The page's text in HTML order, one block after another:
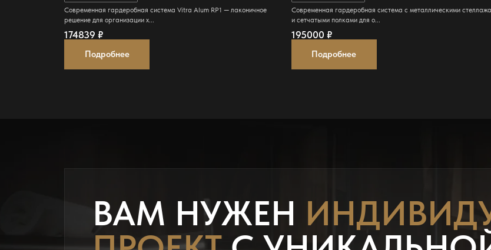
Современная гардеробная система Vitra Alum RP1 — лаконичное
решение для организации х...
174839₽
Подробнее
Современная гардеробная система с металлическими
и сетчатыми полками для о...
195000 ₽
Подробнее
ВАМ НУЖЕН